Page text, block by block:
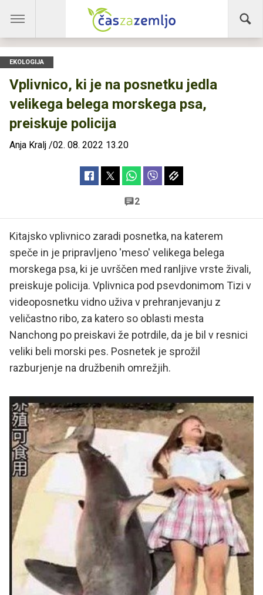
EKOLOGIJA
Vplivnico, ki je na posnetku jedla
velikega belega morskega psa,
preiskuje policija
Anja Kralj /02. 08. 2022 13.20
2
Kitajsko vplivnico zaradi posnetka, na katerem
speče in je pripravljeno 'meso' velikega belega
morskega psa, ki je uvrščen med ranljive vrste živali,
preiskuje policija. Vplivnica pod psevdonimom Tizi v
videoposnetku vidno uživa v prehranjevanju z
veličastno ribo, za katero so oblasti mesta
Nanchong po preiskavi že potrdile, da je bil v resnici
veliki beli morski pes. Posnetek je sprožil
razburjenje na družbenih omrežjih.